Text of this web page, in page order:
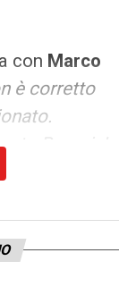
con Marco
è corretto
Baroni. Io
i risultati, ma
che